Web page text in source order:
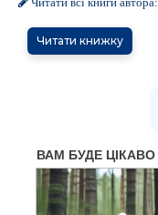
Читати всі книги автора:
Читати книжку